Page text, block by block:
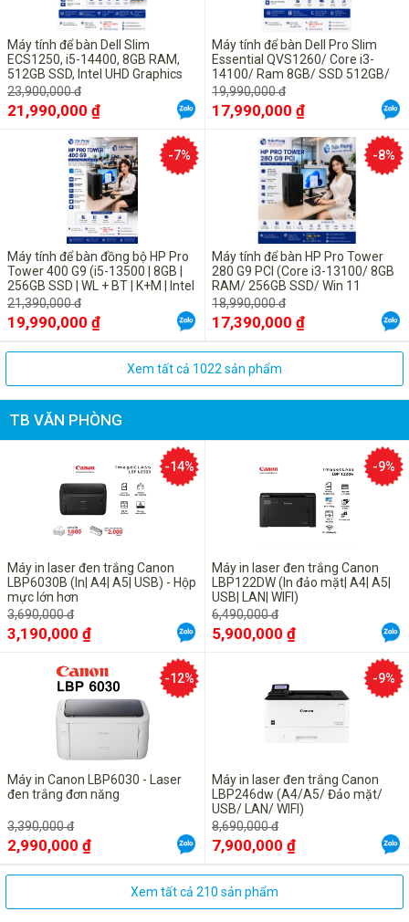
Máy tính để bàn Dell Slim
ECS1250, i5-14400, 8GB RAM,
512GB SSD, Intel UHD Graphics
730, ax+BT, KB, M, McAfee LS,
Win 11 Home, 1Y WTY
23,900,000 đ
21,990,000 ₫
Máy tính để bàn Dell Pro Slim
Essential QVS1260/ Core i3-
14100/ Ram 8GB/ SSD 512GB/
Intel Graphics/ KB, M/ ax+BT/
KYHD/ Win 11
19,990,000 đ
17,990,000 ₫
Máy tính để bàn đồng bộ HP Pro
Tower 400 G9 (i5-13500 | 8GB |
256GB SSD | WL + BT | K+M | Intel
UHD 770 | Windows 11 Home -
BG8Q1AT )
21,390,000 đ
19,990,000 ₫
-7%
Máy tính để bàn HP Pro Tower
280 G9 PCI (Core i3-13100/ 8GB
RAM/ 256GB SSD/ Win 11
Home/ 1Y)_ Đen
18,990,000 đ
17,390,000 ₫
-8%
Xem tất cả 1022 sản phẩm
TB VĂN PHÒNG
Máy in laser đen trắng Canon
LBP6030B (In| A4| A5| USB) - Hộp
mực lớn hơn
3,690,000 đ
3,190,000 ₫
-14%
Máy in laser đen trắng Canon
LBP122DW (In đảo mặt| A4| A5|
USB| LAN| WIFI)
6,490,000 đ
5,900,000 ₫
-9%
Máy in Canon LBP6030 - Laser
đen trắng đơn năng
3,390,000 đ
2,990,000 ₫
-12%
Máy in laser đen trắng Canon
LBP246dw (A4/A5/ Đảo mặt/
USB/ LAN/ WIFI)
8,690,000 đ
7,900,000 ₫
-9%
Xem tất cả 210 sản phẩm